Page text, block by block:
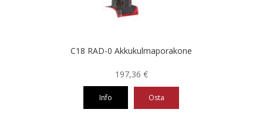
C18 RAD-0 Akkukulmaporakone
197,36 €
Info Osta